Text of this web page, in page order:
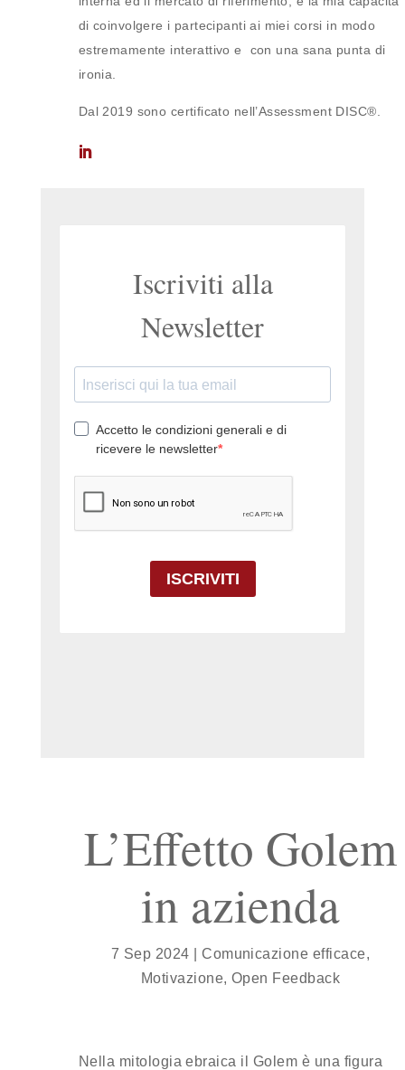
di coinvolgere i partecipanti ai miei corsi in modo
estremamente interattivo e con una sana punta di
ironia.
Dal 2019 sono certificato nell’Assessment DISC®.
L’Effetto Golem
in azienda
7 Sep 2024 |Comunicazione efficace,
Motivazione, Open Feedback
Nella mitologia ebraica il Golem è una figura